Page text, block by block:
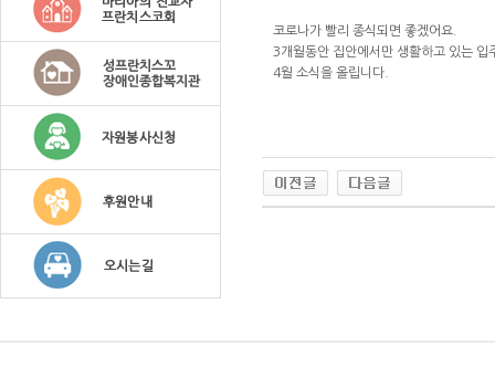
코로나가 빨리 종식되면 좋겠어요.
3개월동안 집안에서만 생활하고 있는 입
4월 소식을 올립니다.